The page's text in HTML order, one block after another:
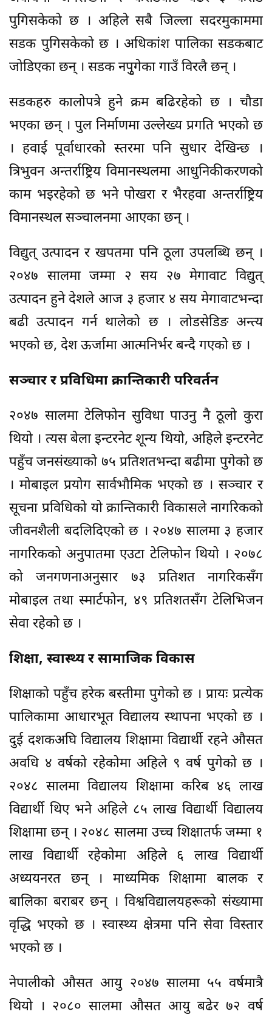
पुगिसकेको छ । अहिले सबै जिल्ला सदरमुकाममा
सडक पुगिसकेको छ । अधिकांश पालिका सडकबाट
जोडिएका छन् । सडक नपुृगेका गाउँ विरलै छन् ।
सडकहरु कालोपत्रे हुने क्रम बढिरहेको छ । चौडा
भएका छन् । पुल निर्माणमा उल्लेख्य प्रगति भएको छ
। हवाई पूर्वाधारको स्तरमा पनि सुधार देखिन्छ ।
त्रिभुवन अन्तर्राष्ट्रिय विमानस्थलमा आधुनिकीकरणको
काम भइरहेको छ भने पोखरा र भैरहवा अन्तर्राष्ट्रिय
विमानस्थल सञ्चालनमा आएका छन् ।
विद्युत् उत्पादन र खपतमा पनि ठूला उपलब्धि छन् ।
२०४७ सालमा जम्मा २ सय २७ मेगावाट विद्युत्
उत्पादन हुने देशले आज ३ हजार ४ सय मेगावाटभन्दा
बढी उत्पादन गर्न थालेको छ । लोडसेडिङ अन्त्य
भएको छ, देश ऊर्जामा आत्मनिर्भर बन्दै गएको छ ।
सञ्चार र प्रविधिमा क्रान्तिकारी परिवर्तन
२०४७ सालमा टेलिफोन सुविधा पाउनु नै ठूलो कुरा
थियो । त्यस बेला इन्टरनेट शून्य थियो, अहिले इन्टरनेट
पहुँच जनसंख्याको ७५ प्रतिशतभन्दा बढीमा पुगेको छ
। मोबाइल प्रयोग सार्वभौमिक भएको छ । सञ्चार र
सूचना प्रविधिको यो क्रान्तिकारी विकासले नागरिकको
जीवनशैली बदलिदिएको छ । २०४७ सालमा ३ हजार
नागरिकको अनुपातमा एउटा टेलिफोन थियो । २०७८
को जनगणनाअनुसार ७३ प्रतिशत नागरिकसँग
मोबाइल तथा स्मार्टफोन, ४९ प्रतिशतसँग टेलिभिजन
सेवा रहेको छ ।
शिक्षा, स्वास्थ्य र सामाजिक विकास
शिक्षाको पहुँच हरेक बस्तीमा पुगेको छ । प्रायः प्रत्येक
पालिकामा आधारभूत विद्यालय स्थापना भएको छ ।
दुई दशकअघि विद्यालय शिक्षामा विद्यार्थी रहने औसत
अवधि ४ वर्षको रहेकोमा अहिले ९ वर्ष पुगेको छ ।
२०४८ सालमा विद्यालय शिक्षामा करिब ४६ लाख
विद्यार्थी थिए भने अहिले ८५ लाख विद्यार्थी विद्यालय
शिक्षामा छन् । २०४८ सालमा उच्च शिक्षातर्फ जम्मा १
लाख विद्यार्थी रहेकोमा अहिले ६ लाख विद्यार्थी
अध्ययनरत छन् । माध्यमिक शिक्षामा बालक र
बालिका बराबर छन् । विश्वविद्यालयहरूको संख्यामा
वृद्धि भएको छ । स्वास्थ्य क्षेत्रमा पनि सेवा विस्तार
भएको छ ।
नेपालीको औसत आयु २०४७ सालमा ५५ वर्षमात्रै
थियो । २०८० सालमा औसत आयु बढेर ७२ वर्ष